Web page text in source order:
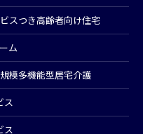
スつき高齢者向け住宅
ム
模多機能型居宅介護
ス
ス